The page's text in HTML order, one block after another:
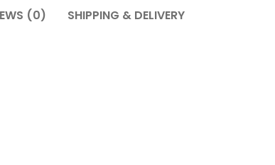
(0) SHIPPING & DELIVERY